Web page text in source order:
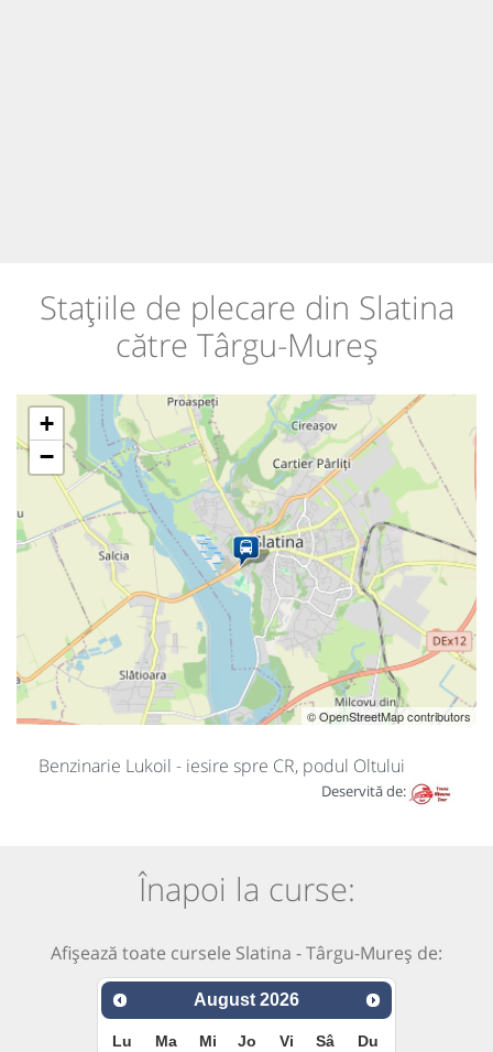
Stațiile de plecare din Slatina
către Târgu-Mureș
+
−
© OpenStreetMap contributors
Benzinarie Lukoil - iesire spre CR, podul Oltului
Deservită de:
Înapoi la curse:
Afișează toate cursele Slatina - Târgu-Mureș de:
August 2026
Lu Ma Mi Jo Vi Sâ Du